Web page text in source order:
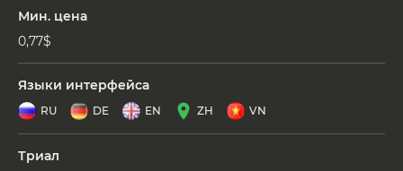
Мин. цена
0,77$
Языки интерфейса
RU DE EN ZH VN
Триал